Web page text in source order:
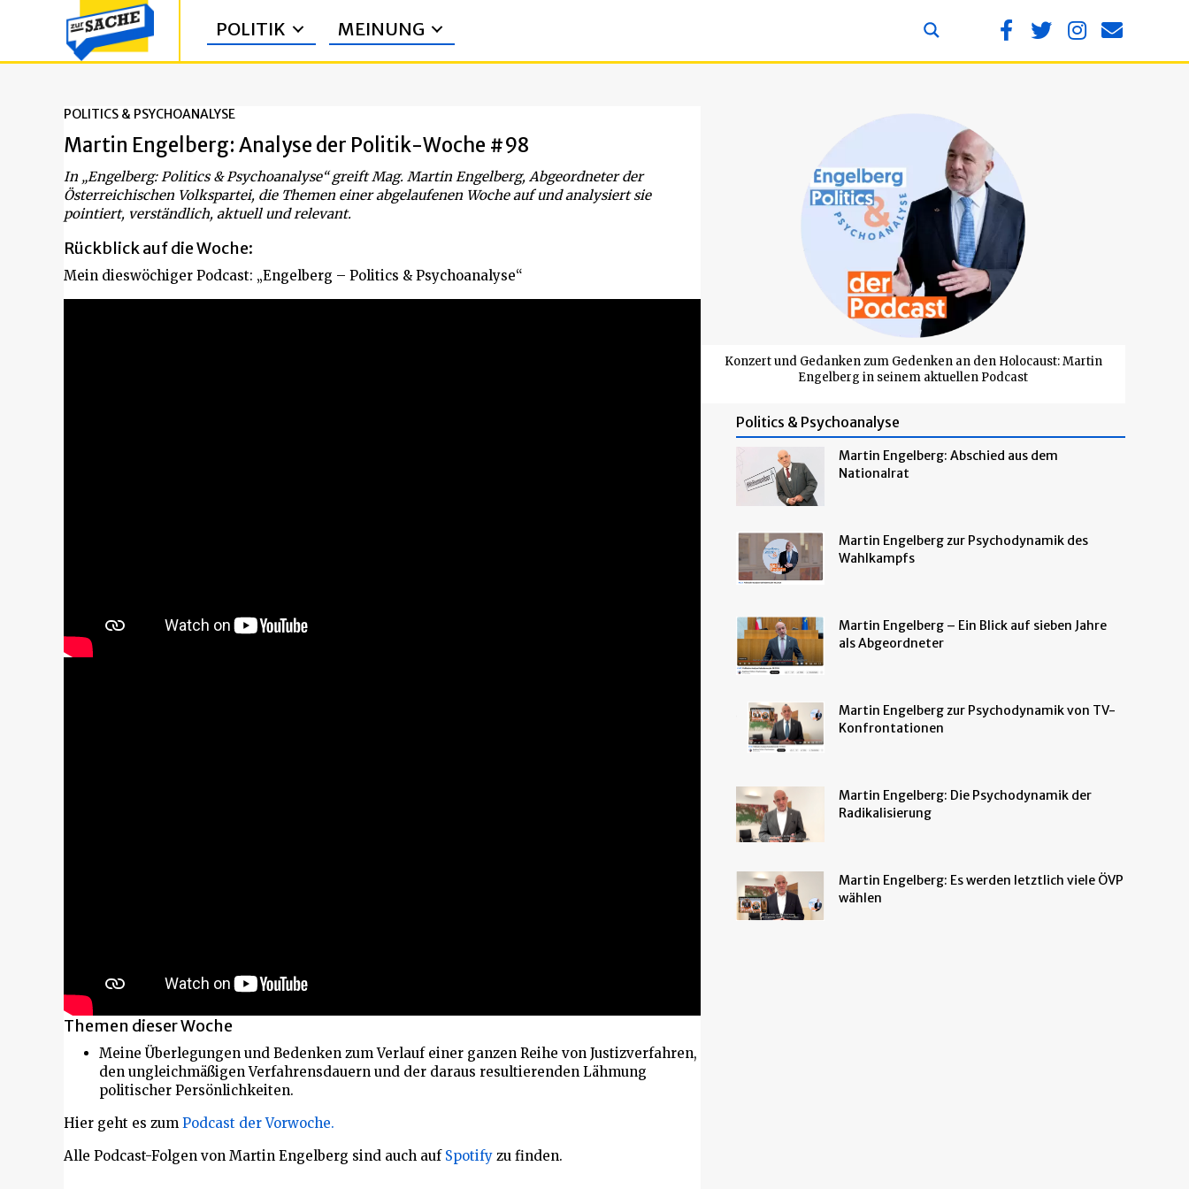
POLITIK MEINUNG
POLITICS & PSYCHOANALYSE
Martin Engelberg: Analyse der Politik-Woche #98
In „Engelberg: Politics & Psychoanalyse“ greift Mag. Martin Engelberg, Abgeordneter der
Österreichischen Volkspartei, die Themen einer abgelaufenen Woche auf und analysiert sie
pointiert, verständlich, aktuell und relevant.
Rückblick auf die Woche:
Mein dieswöchiger Podcast: „Engelberg – Politics & Psychoanalyse“
Themen dieser Woche
Meine Überlegungen und Bedenken zum Verlauf einer ganzen Reihe von Justizverfahren,
den ungleichmäßigen Verfahrensdauern und der daraus resultierenden Lähmung
politischer Persönlichkeiten.
Hier geht es zum Podcast der Vorwoche.
Alle Podcast-Folgen von Martin Engelberg sind auch auf Spotify zu finden.
Konzert und Gedanken zum Gedenken an den Holocaust: Martin
Engelberg in seinem aktuellen Podcast
Politics & Psychoanalyse
Martin Engelberg: Abschied aus dem
Nationalrat
Martin Engelberg zur Psychodynamik des
Wahlkampfs
Martin Engelberg – Ein Blick auf sieben Jahre
als Abgeordneter
Martin Engelberg zur Psychodynamik von TV-
Konfrontationen
Martin Engelberg: Die Psychodynamik der
Radikalisierung
Martin Engelberg: Es werden letztlich viele ÖVP
wählen